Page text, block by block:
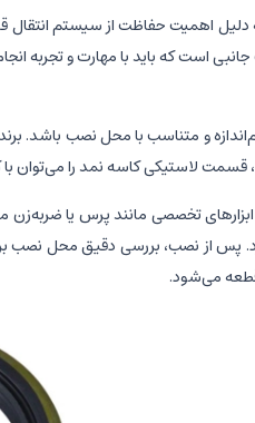
اهمیت حفاظت از سیستم انتقال
جانبی است که باید با مهارت و تجربه
و متناسب با محل نصب باشد.
قسمت لاستیکی کاسه نمد را
ابزارهای تخصصی مانند پرس یا
پس از نصب، بررسی دقیق محل نصب
می‌شود.